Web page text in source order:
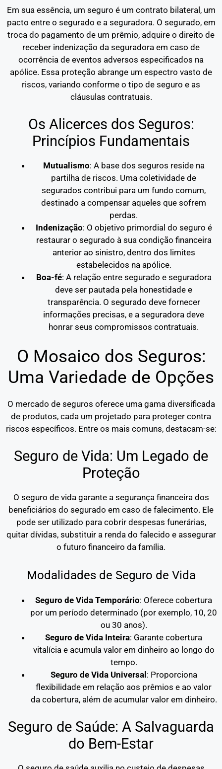
Em sua essência, um seguro é um contrato bilateral, um
pacto entre o segurado e a seguradora. O segurado, em
troca do pagamento de um prêmio, adquire o direito de
receber indenização da seguradora em caso de
ocorrência de eventos adversos especificados na
apólice. Essa proteção abrange um espectro vasto de
riscos, variando conforme o tipo de seguro e as
cláusulas contratuais.
Os Alicerces dos Seguros:
Princípios Fundamentais
Mutualismo: A base dos seguros reside na
partilha de riscos. Uma coletividade de
segurados contribui para um fundo comum,
destinado a compensar aqueles que sofrem
perdas.
Indenização: O objetivo primordial do seguro é
restaurar o segurado à sua condição financeira
anterior ao sinistro, dentro dos limites
estabelecidos na apólice.
Boa-fé: A relação entre segurado e seguradora
deve ser pautada pela honestidade e
transparência. O segurado deve fornecer
informações precisas, e a seguradora deve
honrar seus compromissos contratuais.
O Mosaico dos Seguros:
Uma Variedade de Opções
O mercado de seguros oferece uma gama diversificada
de produtos, cada um projetado para proteger contra
riscos específicos. Entre os mais comuns, destacam-se:
Seguro de Vida: Um Legado de
Proteção
O seguro de vida garante a segurança financeira dos
beneficiários do segurado em caso de falecimento. Ele
pode ser utilizado para cobrir despesas funerárias,
quitar dívidas, substituir a renda do falecido e assegurar
o futuro financeiro da família.
Modalidades de Seguro de Vida
Seguro de Vida Temporário: Oferece cobertura
por um período determinado (por exemplo, 10, 20
ou 30 anos).
Seguro de Vida Inteira: Garante cobertura
vitalícia e acumula valor em dinheiro ao longo do
tempo.
Seguro de Vida Universal: Proporciona
flexibilidade em relação aos prêmios e ao valor
da cobertura, além de acumular valor em dinheiro.
Seguro de Saúde: A Salvaguarda
do Bem-Estar